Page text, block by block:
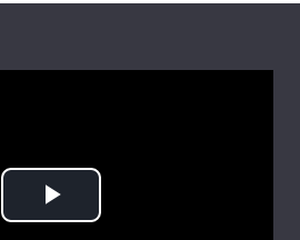
Статті
Play